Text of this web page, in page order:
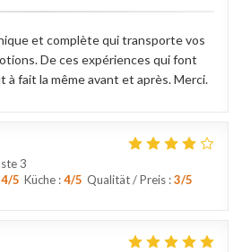
et complète qui transporte vos
De ces expériences qui font
à fait la même avant et après. Merci.
3
4/5 Küche :4/5 Qualität / Preis :3/5